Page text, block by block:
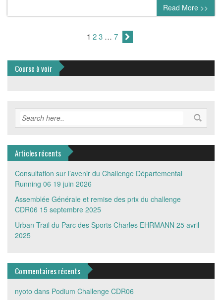
Read More >>
1 23 … 7
Course à voir
Articles récents
Consultation sur l’avenir du Challenge Départemental
Running 06 19 juin 2026
Assemblée Générale et remise des prix du challenge
CDR06 15 septembre 2025
Urban Trail du Parc des Sports Charles EHRMANN 25 avril
2025
Commentaires récents
nyoto dans Podium Challenge CDR06